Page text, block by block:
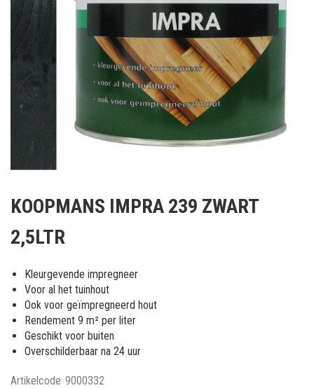
het
van
afbeeldingen-
gallerij
KOOPMANS IMPRA 239 ZWART
2,5LTR
Kleurgevende impregneer
Voor al het tuinhout
Ook voor geïmpregneerd hout
Rendement 9 m² per liter
Geschikt voor buiten
Overschilderbaar na 24 uur
Artikelcode 9000332